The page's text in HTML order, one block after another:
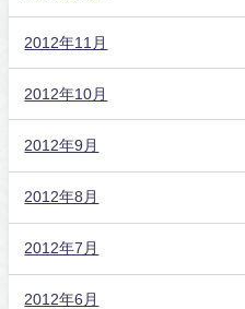
2012年11月
2012年10月
2012年9月
2012年8月
2012年7月
2012年6月